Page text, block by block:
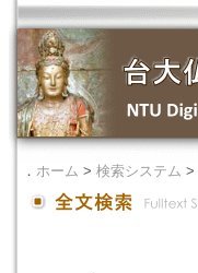
． ホーム > 検索システム >